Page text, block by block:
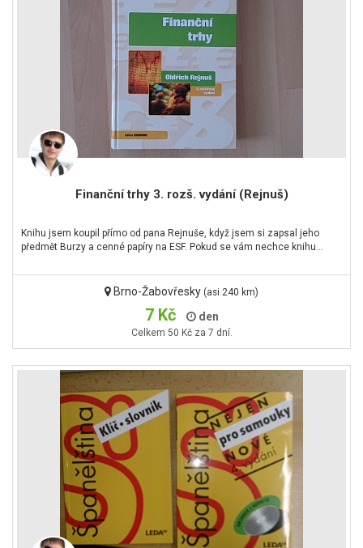
Finanční trhy 3. rozš. vydání (Rejnuš)
Knihu jsem koupil přímo od pana Rejnuše, když jsem si zapsal jeho
předmět Burzy a cenné papíry na ESF. Pokud se vám nechce knihu…
Brno-Žabovřesky (asi 240 km)
7 Kč den
Celkem 50 Kč za 7 dní.